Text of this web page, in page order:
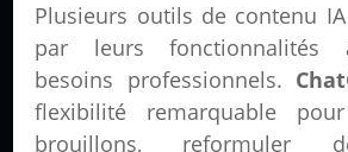
Plusieurs outils de contenu
par leurs fonctionnalités
besoins professionnels.
flexibilité remarquable
brouillons, reformuler